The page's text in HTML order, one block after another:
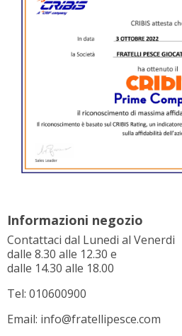
Informazioni negozio
Contattaci dal Lunedi al Venerdi
dalle 8.30 alle 12.30 e
dalle 14.30 alle 18.00
Tel: 010600900
Email: info@fratellipesce.com